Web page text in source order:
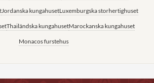
Jordanska kungahusetLuxemburgska storhertighuset
Thailändska kungahusetMarockanska kungahuset
Monacos furstehus